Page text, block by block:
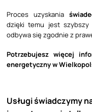
Proces uzyskania
dzięki temu jest szybszy
odbywa się zgodnie z
Potrzebujesz więcej
energetyczny w
Usługi świadczymy